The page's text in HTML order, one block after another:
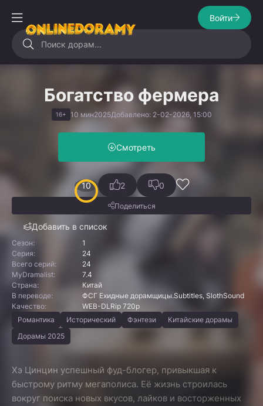
Войти
Богатство фермера
16+ 10 мин2025Добавлено: 2-02-2026, 15:00
Смотреть
10
Добавить в список
2 0
Поделиться
Сезон:
1
Серия:
24
Всего серий:
24
MyDramalist:
7.4
Страна:
Китай
В переводе:
ФСГ Ехидные дорамщицы.Subtitles, SlothSound
Качество:
WEB-DLRip 720p
Романтика
Исторический Фэнтези
Китайские дорамы
Дорамы 2025
Хэ Цинцин успешный фуд-блогер, привыкшая к
быстрому ритму мегаполиса. Её жизнь строилась
вокруг поиска новых вкусов, лайков и восторженных